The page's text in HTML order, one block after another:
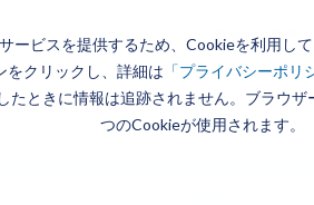
ービスを提供するため、Cookieを利用し
をクリックし、詳細は 「プライバシーポリ
たときに情報は追跡されません。ブラウ
つのCookieが使用されます。
初めての方へ
エリアマーケティング・商圏分析データ>